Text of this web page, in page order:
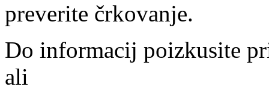
preverite črkovanje.
Do informacij poizkusite
ali